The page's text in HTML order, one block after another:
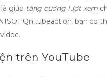
giúp tăng cường lượt xem
Qnitubeaction, bạn có
trên YouTube